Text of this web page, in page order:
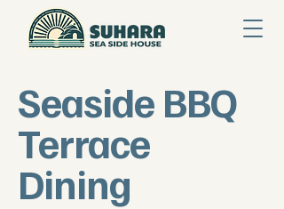
Seaside BBQ
Terrace
Dining